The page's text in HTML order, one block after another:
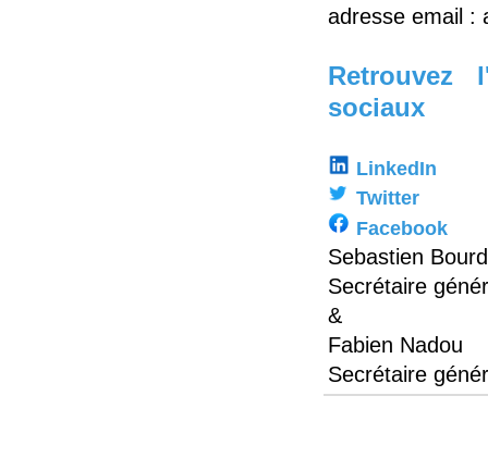
adresse email :
Retrouvez
sociaux
LinkedIn
Twitter
Facebook
Sebastien
Secrétaire
&
Fabien Nadou
Secrétaire